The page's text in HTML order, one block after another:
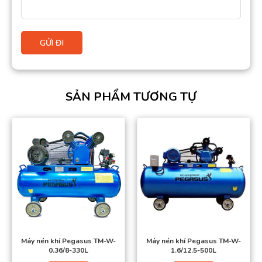
SẢN PHẨM TƯƠNG TỰ
Máy nén khí Pegasus TM-W-
0.36/8-330L
Máy nén khí Pegasus TM-W-
1.6/12.5-500L